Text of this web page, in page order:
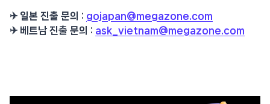
✈️ 일본 진출 문의 : gojapan@megazone.com
✈️ 베트남 진출 문의 : ask_vietnam@megazone.com